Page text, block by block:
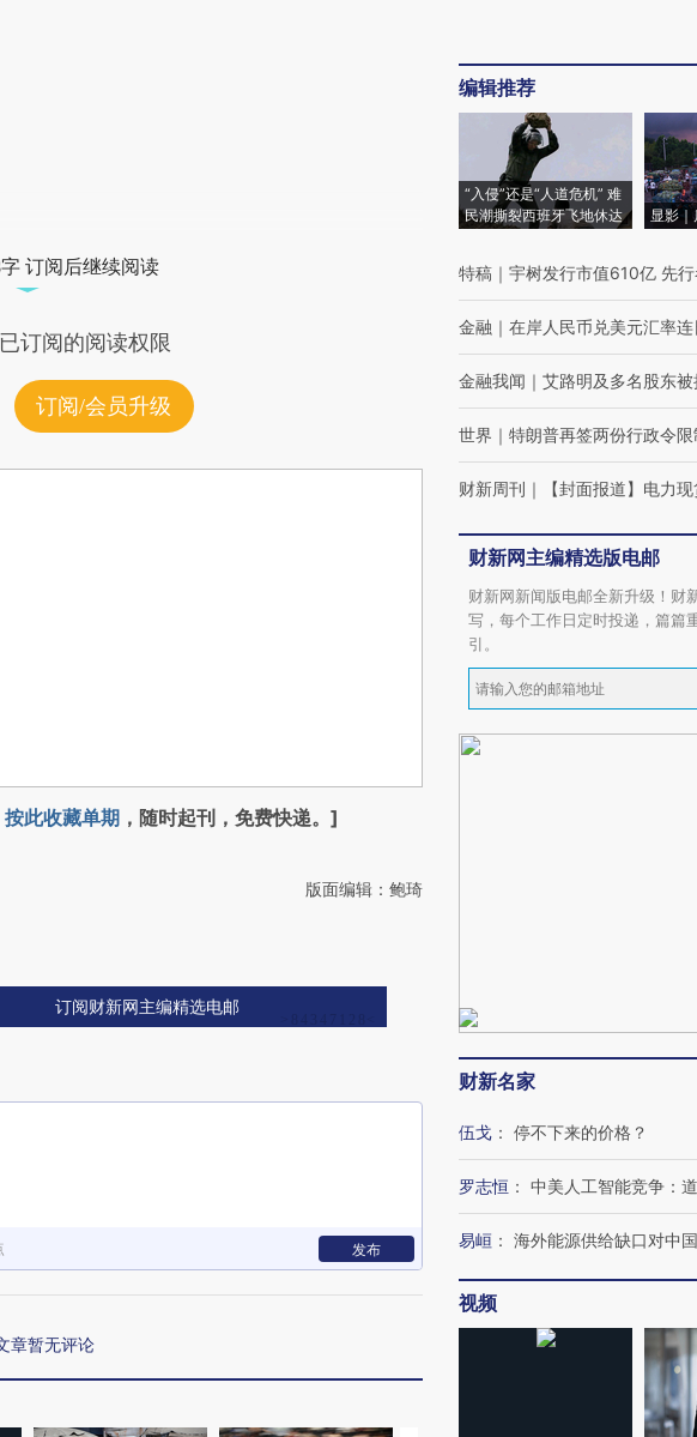
订阅后继续阅读
订阅的阅读权限
订阅/会员升级
按此收藏单期 ，随时起刊，免费快递。]
版面编辑：鲍琦
订阅财新网主编精选电邮
发布
章暂无评论
编辑推荐
“入侵”还是“人道危机” 难
民潮撕裂西班牙飞地休达
显影
特稿 ｜ 宇树发行市值610亿 先
金融 ｜ 在岸人民币兑美元汇率
金融我闻 ｜ 艾路明及多名股东被
世界 ｜ 特朗普再签两份行政令
财新周刊 ｜ 【封面报道】电力
财新网主编精选版电邮
财新网新闻版电邮全新升级！财
写，每个工作日定时投递，篇篇
引。
财新名家
伍戈 ： 停不下来的价格？
罗志恒 ： 中美人工智能竞争：
易峘 ： 海外能源供给缺口对中
视频